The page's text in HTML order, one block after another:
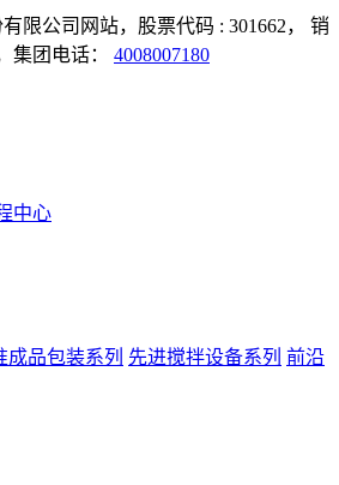
限公司网站，股票代码 : 301662，
销
集团电话： 4008007180
中心
成品包装系列 先进搅拌设备系列 前沿